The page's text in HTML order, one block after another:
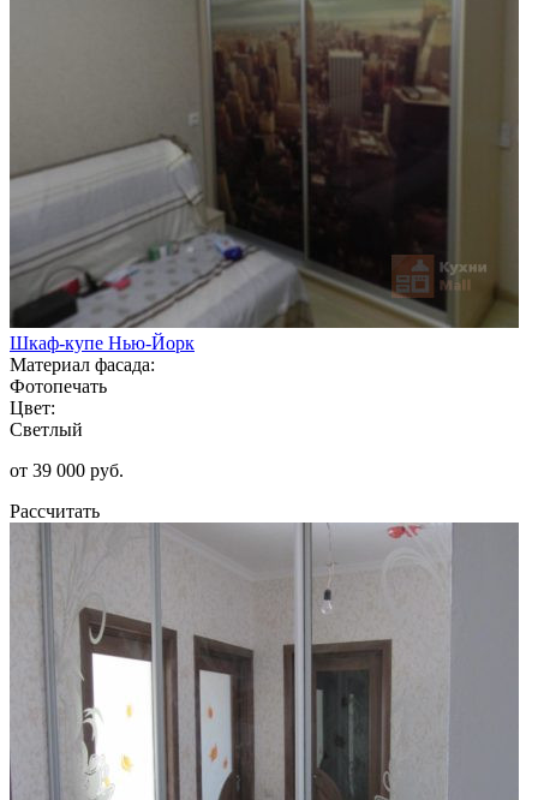
Шкаф-купе Нью-Йорк
Материал фасада:
Фотопечать
Цвет:
Светлый
от 39 000 руб.
Рассчитать